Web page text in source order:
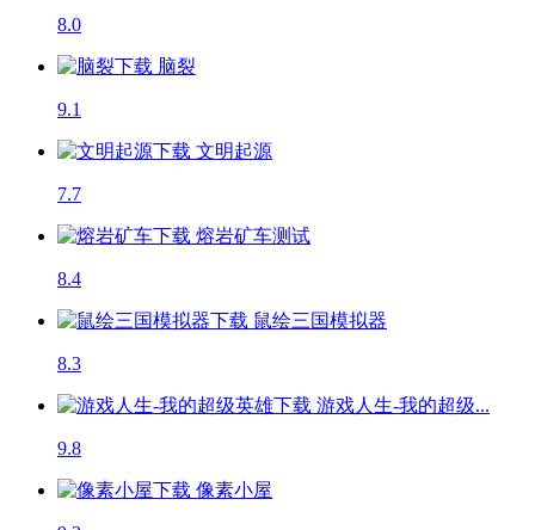
8.0
脑裂
9.1
文明起源
7.7
熔岩矿车测试
8.4
鼠绘三国模拟器
8.3
游戏人生-我的超级...
9.8
像素小屋